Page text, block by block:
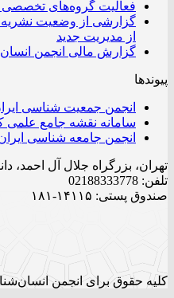
فعالیت گروه‌های تخصصی
گزارشی از وضعیت
از مدیریت جدید
گزارش مالی انجمن
پیوندها
انجمن جمعیت شناسی
سامانه نقشه جامع علمی
انجمن جامعه شناسی
تهران، بزرگراه جلال آل احمد،
تلفن: 02188333778
صندوق پستی: ۱۴۱۱۵-۱۸۱
کلیه حقوق برای انجمن